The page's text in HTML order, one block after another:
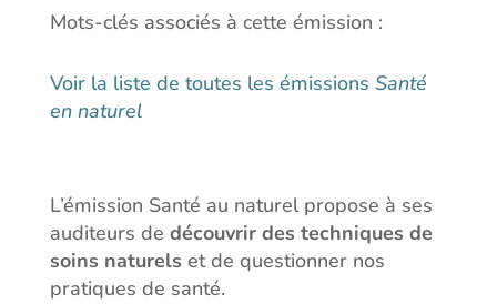
Mots-clés associés à cette émission :
Voir la liste de toutes les émissions Santé
en naturel
L’émission Santé au naturel propose à ses
auditeurs de découvrir des techniques de
soins naturels et de questionner nos
pratiques de santé.